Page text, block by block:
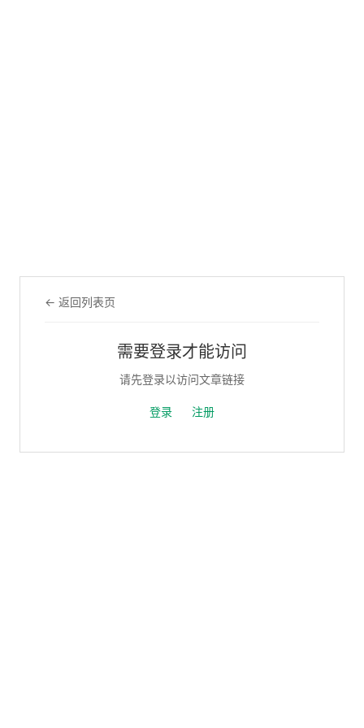
← 返回列表页
需要登录才能访问
请先登录以访问文章链接
登录 注册